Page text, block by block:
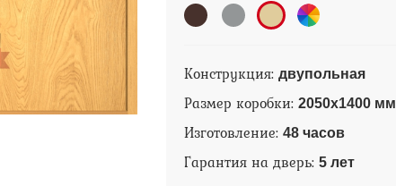
Конструкция: двупольная
Размер коробки: 2050х1400 мм
Изготовление: 48 часов
Гарантия на дверь: 5 лет